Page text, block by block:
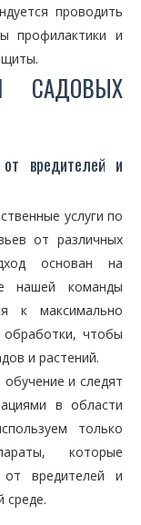
проводить
профилактики и
САДОВЫХ
вредителей и
услуги по
от различных
основан на
нашей команды
к максимально
чтобы
и растений.
и следят
в области
только
которые
вредителей и
среде.